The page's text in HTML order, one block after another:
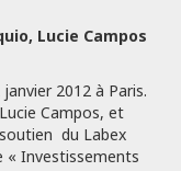
Lucie Campos
2012 à Paris.
Campos, et
du Labex
« Investissements